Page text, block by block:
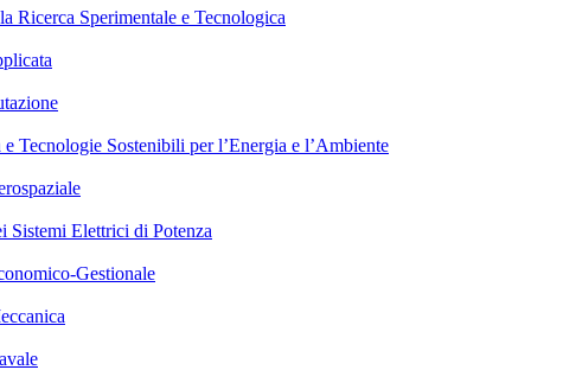
Ricerca Sperimentale e Tecnologica
e Tecnologie Sostenibili per l’Energia e l’Ambiente
Sistemi Elettrici di Potenza
Gestionale